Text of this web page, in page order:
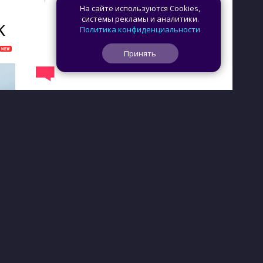
На сайте используются Cookies,
системы рекламы и аналитики.
Политика конфиденциальности
Принять